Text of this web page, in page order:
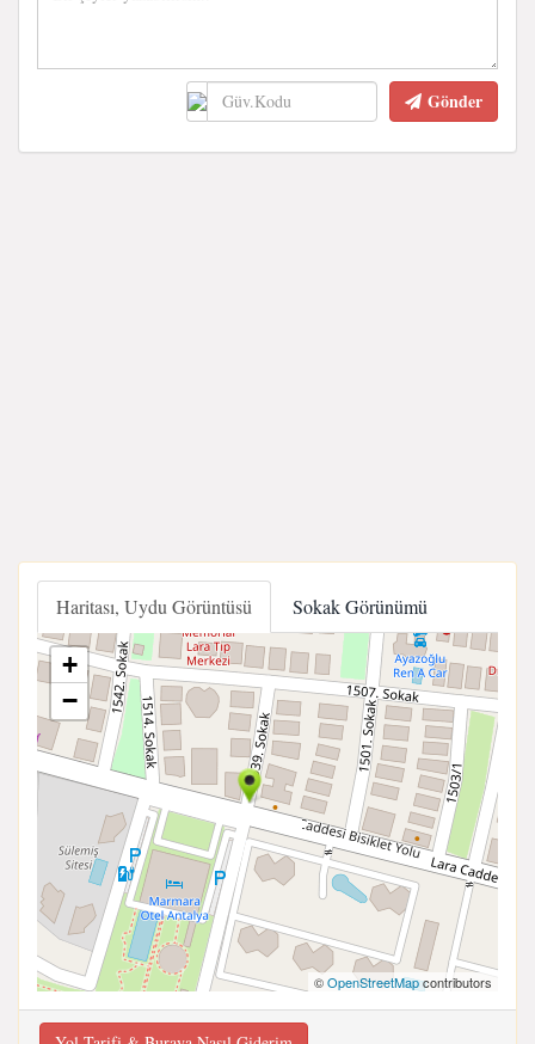
Gönder
Haritası, Uydu Görüntüsü Sokak Görünümü
+
−
©OpenStreetMapcontributors